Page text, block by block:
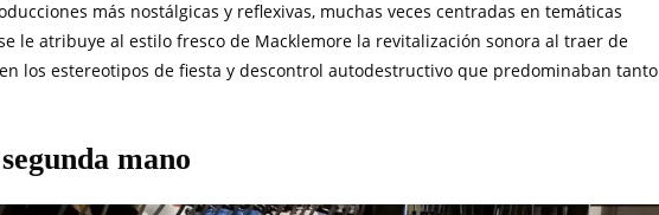
más nostálgicas y reflexivas, muchas veces centradas en temáticas
le atribuye al estilo fresco de Macklemore la revitalización sonora al traer de
los estereotipos de fiesta y descontrol autodestructivo que predominaban tanto
mano